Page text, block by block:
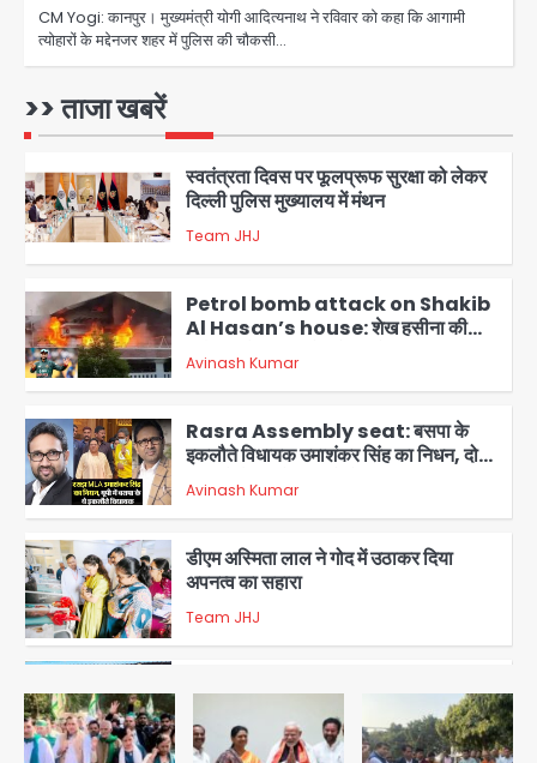
CM Yogi: कानपुर। मुख्यमंत्री याेगी आदित्यनाथ ने रविवार काे कहा कि आगामी
त्योहारों के मद्देनजर शहर में पुलिस की चौकसी…
>> ताजा खबरें
1
आॅपरेशन विस्टा 1.0: वीजा शर्तों का उल्लंघन
करने वाले 11 बांग्लादेशी नागरिक सेंट्रल जिला
2
स्वतंत्रता दिवस पर फूलप्रूफ सुरक्षा को लेकर
दिल्ली पुलिस मुख्यालय में मंथन
Team JHJ
3
Petrol bomb attack on Shakib
Al Hasan’s house: शेख हसीना की
वर्चुअल प्रेस कॉन्फ्रेंस में जुड़ने पर भड़का
गुस्सा, शाकिब अल हसन के मगुरा स्थित घर पर
पेट्रोल बम से हमला
Avinash Kumar
4
Rasra Assembly seat: बसपा के
इकलौते विधायक उमाशंकर सिंह का निधन, दो
साल से कैंसर से जूझ रहे थे
Avinash Kumar
5
डीएम अस्मिता लाल ने गोद में उठाकर दिया
अपनत्व का सहारा
Team JHJ
करने वाले 11 बांग्लादेशी नागरिक सेंट्रल जिला
पुलिस के हत्थे चढ़े
Team JHJ